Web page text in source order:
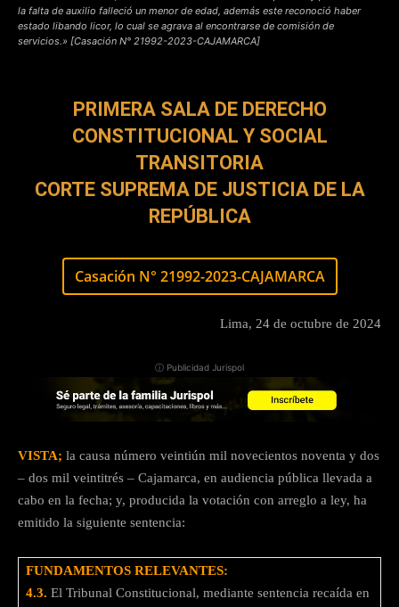
la falta de auxilio falleció un menor de edad, además este reconoció haber
estado libando licor, lo cual se agrava al encontrarse de comisión de
servicios.» [Casación N° 21992-2023-CAJAMARCA]
PRIMERA SALA DE DERECHO
CONSTITUCIONAL Y SOCIAL
TRANSITORIA
CORTE SUPREMA DE JUSTICIA DE LA
REPÚBLICA
Casación N° 21992-2023-CAJAMARCA
Lima, 24 de octubre de 2024
ⓘ Publicidad Jurispol
VISTA; la causa número veintiún mil novecientos noventa y dos
– dos mil veintitrés – Cajamarca, en audiencia pública llevada a
cabo en la fecha; y, producida la votación con arreglo a ley, ha
emitido la siguiente sentencia:
FUNDAMENTOS RELEVANTES:
4.3. El Tribunal Constitucional, mediante sentencia recaída en